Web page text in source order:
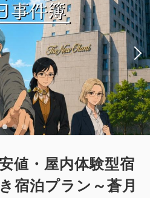
値・屋内体験型宿
宿泊プラン～蒼月